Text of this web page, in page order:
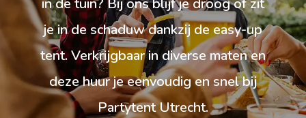
in de tuin? Bij ons blijf je droog of zit
je in de schaduw dankzij de easy-up
tent. Verkrijgbaar in diverse maten en
deze huur je eenvoudig en snel bij
Partytent Utrecht.